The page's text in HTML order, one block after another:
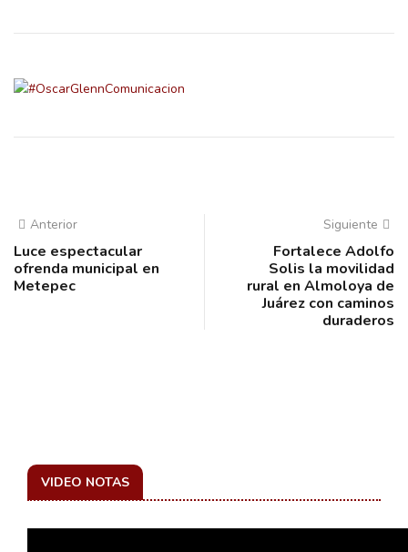
Anterior
Luce espectacular
ofrenda municipal en
Metepec
Siguiente
Fortalece Adolfo
Solis la movilidad
rural en Almoloya de
Juárez con caminos
duraderos
VIDEO NOTAS